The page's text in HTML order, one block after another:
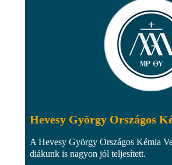
Hevesy György Országos
A Hevesy György Országos Kémia
diákunk is nagyon jól teljesített.